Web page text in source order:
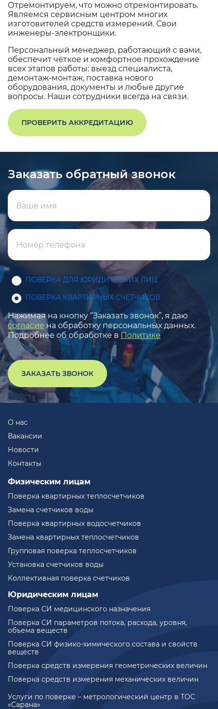
Отремонтируем, что можно отремонтировать.
Являемся сервисным центром многих
изготовителей средств измерений. Свои
инженеры-электронщики.
Персональный менеджер, работающий с вами,
обеспечит чёткое и комфортное прохождение
всех этапов работы: выезд специалиста,
демонтаж-монтаж, поставка нового
оборудования, документы и любые другие
вопросы. Наши сотрудники всегда на связи.
ПРОВЕРИТЬ АККРЕДИТАЦИЮ
Заказать обратный звонок
ПОВЕРКА ДЛЯ ЮРИДИЧЕСКИХ ЛИЦ
ПОВЕРКА КВАРТИРНЫХ СЧЕТЧИКОВ
Нажимая на кнопку “Заказать звонок”, я даю
согласие на обработку персональных данных.
Подробнее об обработке в Политике
ЗАКАЗАТЬ ЗВОНОК
Услуги по поверке – метрологический центр в ТОС
«Сарана»
О нас
Вакансии
Новости
Контакты
Физическим лицам
Поверка квартирных теплосчетчиков
Замена счетчиков воды
Поверка квартирных водосчетчиков
Замена квартирных теплосчетчиков
Групповая поверка теплосчетчиков
Установка счетчиков воды
Коллективная поверка счетчиков
Юридическим лицам
Поверка СИ медицинского назначения
Поверка СИ параметров потока, расхода, уровня,
объема веществ
Поверка СИ физико-химического состава и свойств
веществ
Поверка средств измерения геометрических величин
Поверка средств измерения механических величин